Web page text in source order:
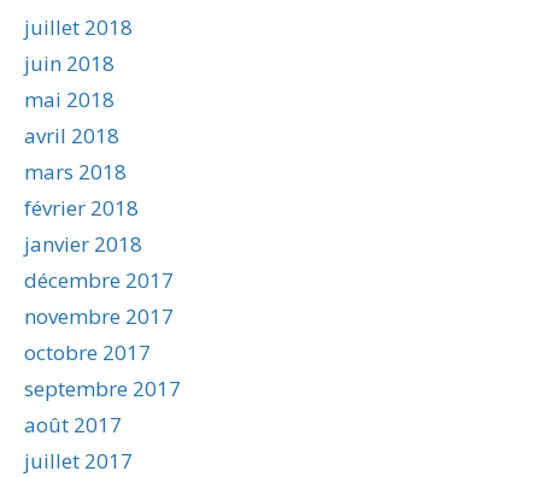
juillet 2018
juin 2018
mai 2018
avril 2018
mars 2018
février 2018
janvier 2018
décembre 2017
novembre 2017
octobre 2017
septembre 2017
août 2017
juillet 2017